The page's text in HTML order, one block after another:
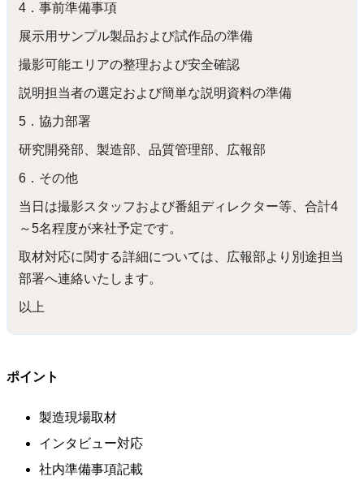
4．事前準備事項
展示用サンプル製品および試作品の準備
撮影可能エリアの整理および安全確認
説明担当者の選定および簡単な説明資料の準備
5．協力部署
研究開発部、製造部、品質管理部、広報部
6．その他
当日は撮影スタッフおよび番組ディレクター等、合計4
～5名程度が来社予定です。
取材対応に関する詳細については、広報部より別途担当
部署へ連絡いたします。
以上
ポイント
製造現場取材
インタビュー対応
社内準備事項記載